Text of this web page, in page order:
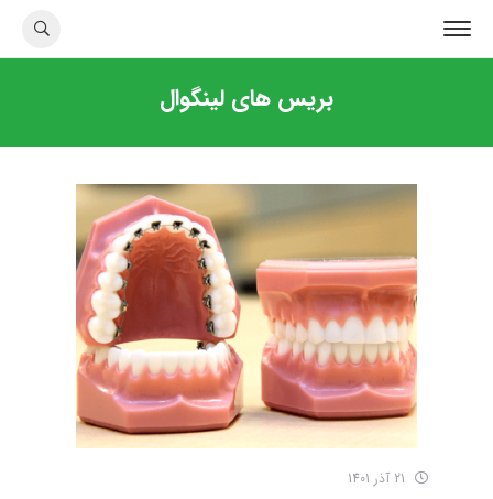
بریس های لینگوال